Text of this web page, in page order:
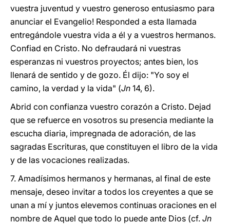
vuestra juventud y vuestro generoso entusiasmo para
anunciar el Evangelio! Responded a esta llamada
entregándole vuestra vida a él y a vuestros hermanos.
Confiad en Cristo. No defraudará ni vuestras
esperanzas ni vuestros proyectos; antes bien, los
llenará de sentido y de gozo. Él dijo: "Yo soy el
camino, la verdad y la vida" (Jn 14, 6).
Abrid con confianza vuestro corazón a Cristo. Dejad
que se refuerce en vosotros su presencia mediante la
escucha diaria, impregnada de adoración, de las
sagradas Escrituras, que constituyen el libro de la vida
y de las vocaciones realizadas.
7. Amadísimos hermanos y hermanas, al final de este
mensaje, deseo invitar a todos los creyentes a que se
unan a mí y juntos elevemos continuas oraciones en el
nombre de Aquel que todo lo puede ante Dios (cf. Jn